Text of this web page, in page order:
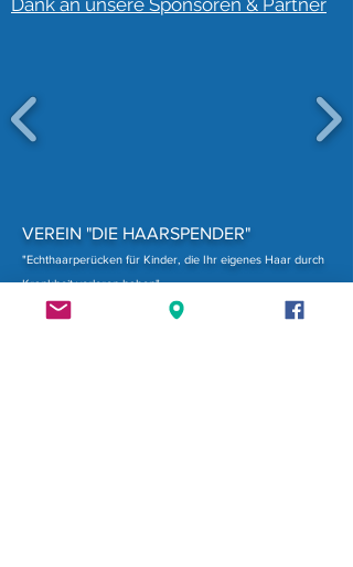
Dank an unsere Sponsoren & Partner
VEREIN "DIE HAARSPENDER"
"Echthaarperücken für Kinder, die Ihr eigenes Haar durch
Krankheit verloren haben"
Götzgasse 3, Top 29